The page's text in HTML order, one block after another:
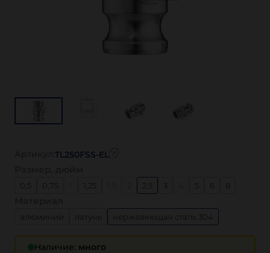
Наличие: много
TL250FSS-EL
0,75 3 6 8
нержавеющая сталь 304
нержавеющая сталь 316
полипропилен